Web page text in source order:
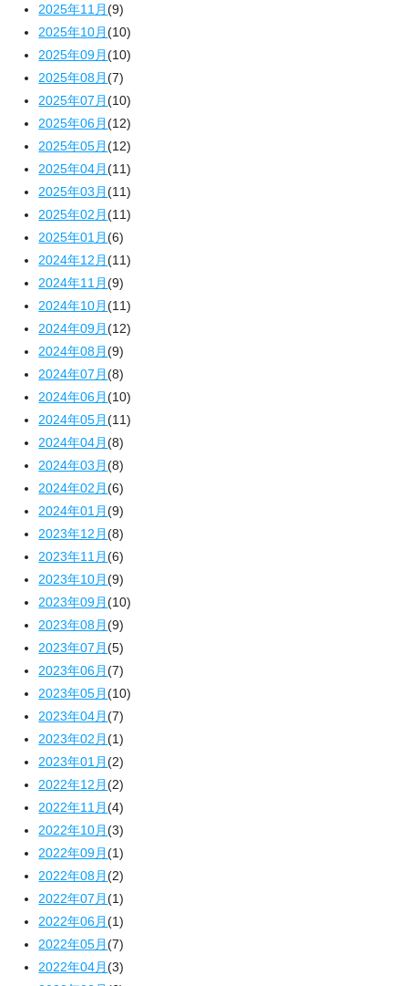
2025年11月(9)
2025年10月(10)
2025年09月(10)
2025年08月(7)
2025年07月(10)
2025年06月(12)
2025年05月(12)
2025年04月(11)
2025年03月(11)
2025年02月(11)
2025年01月(6)
2024年12月(11)
2024年11月(9)
2024年10月(11)
2024年09月(12)
2024年08月(9)
2024年07月(8)
2024年06月(10)
2024年05月(11)
2024年04月(8)
2024年03月(8)
2024年02月(6)
2024年01月(9)
2023年12月(8)
2023年11月(6)
2023年10月(9)
2023年09月(10)
2023年08月(9)
2023年07月(5)
2023年06月(7)
2023年05月(10)
2023年04月(7)
2023年02月(1)
2023年01月(2)
2022年12月(2)
2022年11月(4)
2022年10月(3)
2022年09月(1)
2022年08月(2)
2022年07月(1)
2022年06月(1)
2022年05月(7)
2022年04月(3)